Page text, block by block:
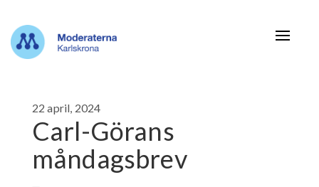
22 april, 2024
Carl-Görans
måndagsbrev